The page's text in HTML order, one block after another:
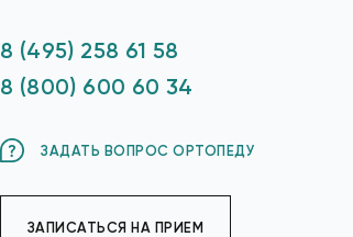
8 (495) 258 61 58
8 (800) 600 60 34
ЗАДАТЬ ВОПРОС ОРТОПЕДУ
ЗАПИСАТЬСЯ НА ПРИЕМ